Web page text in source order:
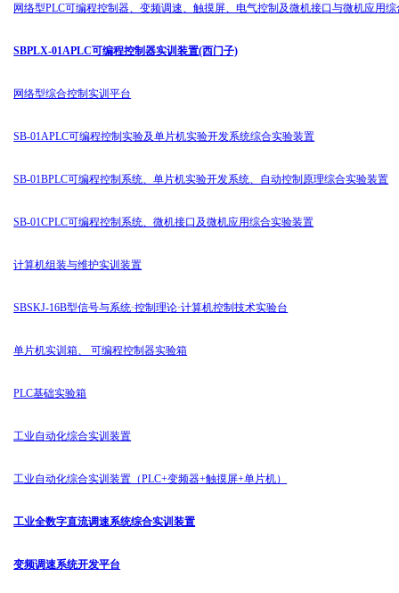
网络型PLC可编程控制器、变频调速、触摸屏、电气控制及微机接口与微机应用
SBPLX-01APLC可编程控制器实训装置(西门子)
网络型综合控制实训平台
SB-01APLC可编程控制实验及单片机实验开发系统综合实验装置
SB-01BPLC可编程控制系统、单片机实验开发系统、自动控制原理综合实验装置
SB-01CPLC可编程控制系统、微机接口及微机应用综合实验装置
计算机组装与维护实训装置
SBSKJ-16B型信号与系统·控制理论·计算机控制技术实验台
单片机实训箱、 可编程控制器实验箱
PLC基础实验箱
工业自动化综合实训装置
工业自动化综合实训装置（PLC+变频器+触摸屏+单片机）
工业全数字直流调速系统综合实训装置
变频调速系统开发平台